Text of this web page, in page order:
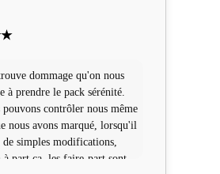
dommage qu'on nous
à prendre le pack sérénité.
pouvons contrôler nous même
nous avons marqué, lorsqu'il
de simples modifications,
à part ça, les faire-part sont